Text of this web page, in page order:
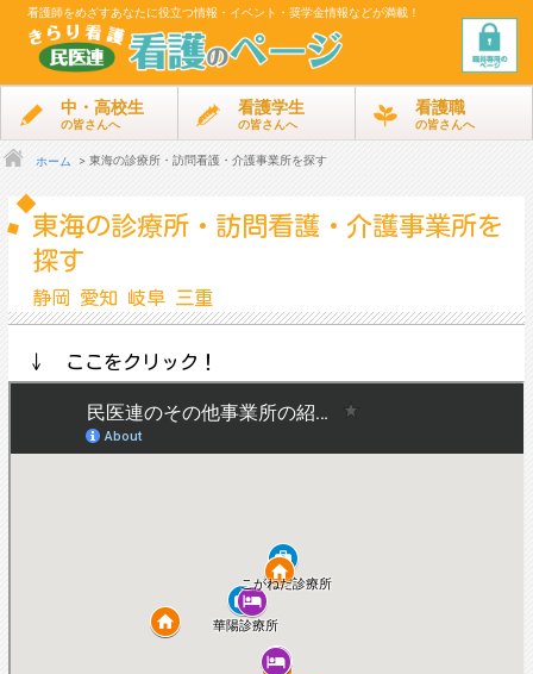
看護師をめざすあなたに役立つ情報・イベント・奨学金情報などが満載！
中・高校生
の皆さんへ
看護学生
の皆さんへ
看護職
の皆さんへ
ホーム 東海の診療所・訪問看護・介護事業所を探す
東海の診療所・訪問看護・介護事業所を
探す
静岡 愛知 岐阜 三重
↓ ここをクリック！